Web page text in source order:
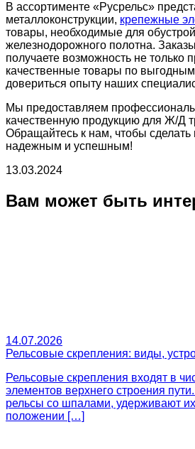
В ассортименте «Русрельс»
металлоконструкции, крепежные
товары, необходимые для
железнодорожного полотна.
получаете возможность не только
качественные товары по
довериться опыту наших
Мы предоставляем
качественную продукцию для Ж/Д
Обращайтесь к нам, чтобы сделать
надежным и успешным!
13.03.2024
Вам может быть
14.07.2026
Рельсовые скрепления: виды,
Рельсовые скрепления входят в
элементов верхнего строения
рельсы со шпалами, удерживают
положении […]